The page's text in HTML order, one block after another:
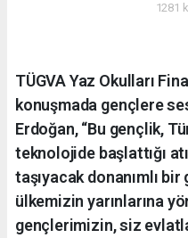
1281
TÜGVA Yaz Okulları
konuşmada gençlere
Erdoğan, “Bu gençlik,
teknolojide başlattığı
taşıyacak donanımlı
ülkemizin yarınlarına
gençlerimizin, siz